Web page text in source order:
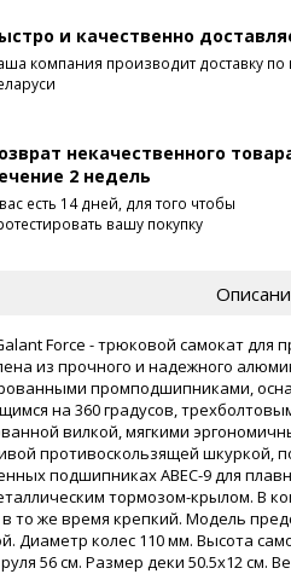
и качественно
компания производит доставку по
некачественного
2 недель
есть 14 дней, для того чтобы
вашу покупку
Force - трюковой самокат для
из прочного и надежного
промподшипниками,
на 360 градусов,
вилкой, мягкими
противоскользящей шкуркой,
подшипниках ABEC-9 для
тормозом-крылом. В
в то же время крепкий. Модель
Диаметр колес 110 мм. Высота
56 см. Размер деки 50.5х12 см.